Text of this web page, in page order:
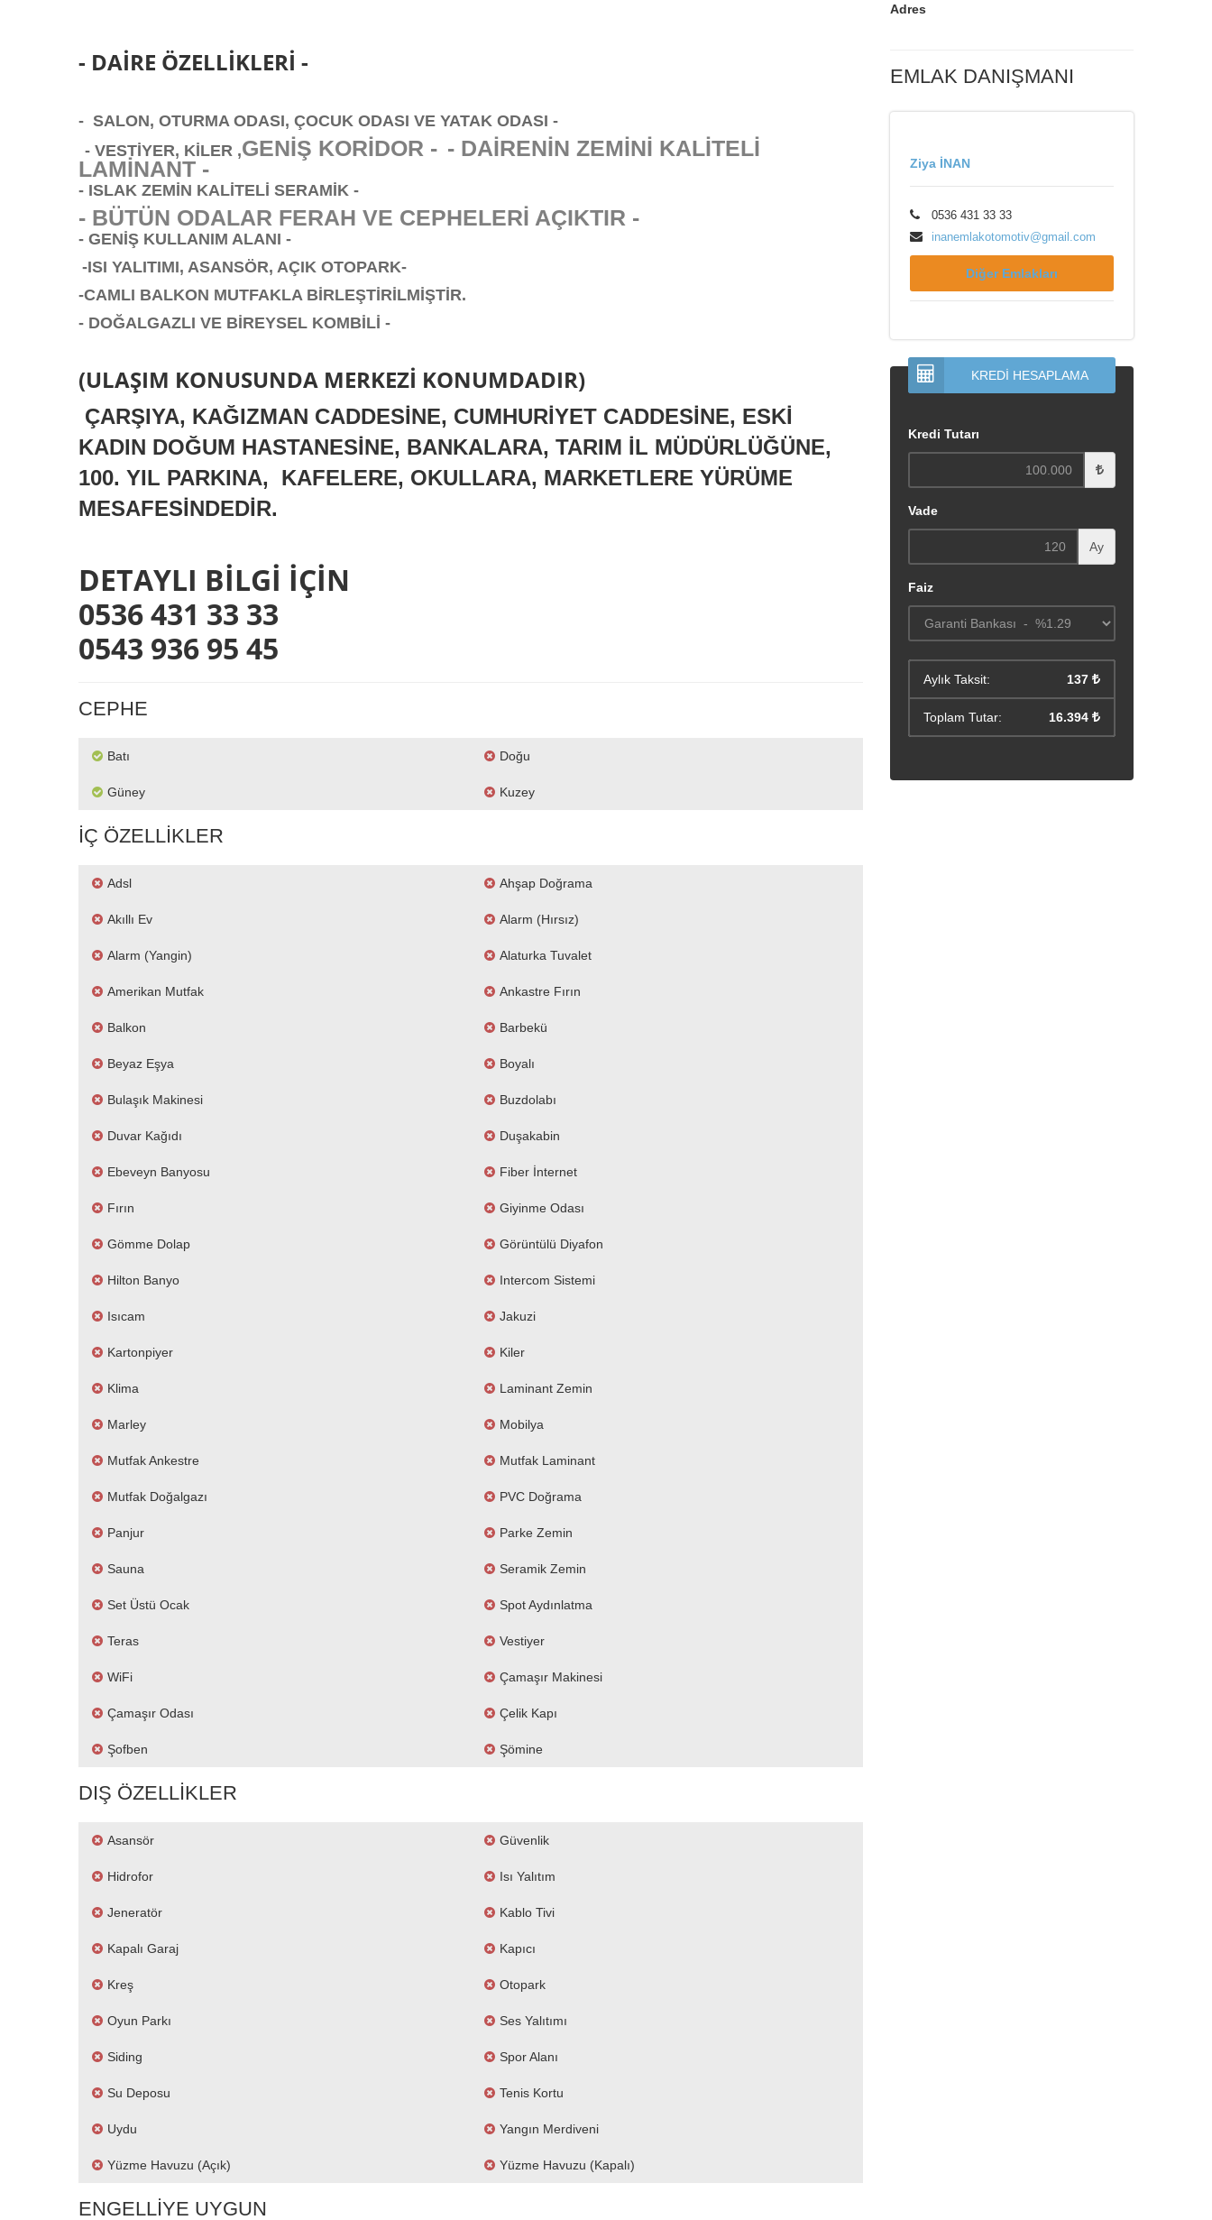
- DAİRE ÖZELLİKLERİ -
- SALON, OTURMA ODASI, ÇOCUK ODASI VE YATAK ODASI -
- VESTİYER, KİLER ,GENİŞ KORİDOR - - DAİRENİN ZEMİNİ KALİTELİ
LAMİNANT -
- ISLAK ZEMİN KALİTELİ SERAMİK -
- BÜTÜN ODALAR FERAH VE CEPHELERİ AÇIKTIR -
- GENİŞ KULLANIM ALANI -
-ISI YALITIMI, ASANSÖR, AÇIK OTOPARK-
-CAMLI BALKON MUTFAKLA BİRLEŞTİRİLMİŞTİR.
- DOĞALGAZLI VE BİREYSEL KOMBİLİ -
(ULAŞIM KONUSUNDA MERKEZİ KONUMDADIR)
ÇARŞIYA, KAĞIZMAN CADDESİNE, CUMHURİYET CADDESİNE, ESKİ
KADIN DOĞUM HASTANESİNE, BANKALARA, TARIM İL MÜDÜRLÜĞÜNE,
100. YIL PARKINA, KAFELERE, OKULLARA, MARKETLERE YÜRÜME
MESAFESİNDEDİR.
DETAYLI BİLGİ İÇİN
0536 431 33 33
0543 936 95 45
CEPHE
Batı Doğu
Güney Kuzey
İÇ ÖZELLIKLER
Adsl Ahşap Doğrama
Akıllı Ev Alarm (hırsız)
Alarm (yangin) Alaturka Tuvalet
Amerikan Mutfak Ankastre Fırın
Balkon Barbekü
Beyaz Eşya Boyalı
Bulaşık Makinesi Buzdolabı
Duvar Kağıdı Duşakabin
Ebeveyn Banyosu Fiber İnternet
Fırın Giyinme Odası
Gömme Dolap Görüntülü Diyafon
Hilton Banyo Intercom Sistemi
Isıcam Jakuzi
Kartonpiyer Kiler
Klima Laminant Zemin
Marley Mobilya
Mutfak Ankestre Mutfak Laminant
Mutfak Doğalgazı PVC Doğrama
Panjur Parke Zemin
Sauna Seramik Zemin
Set Üstü Ocak Spot Aydınlatma
Teras Vestiyer
WiFi Çamaşır Makinesi
Çamaşır Odası Çelik Kapı
Şofben Şömine
DIŞ ÖZELLIKLER
Asansör Güvenlik
Hidrofor Isı Yalıtım
Jeneratör Kablo Tivi
Kapalı Garaj Kapıcı
Kreş Otopark
Oyun Parkı Ses Yalıtımı
Siding Spor Alanı
Su Deposu Tenis Kortu
Uydu Yangın Merdiveni
Yüzme Havuzu (açık) Yüzme Havuzu (kapalı)
ENGELLIYE UYGUN
Adres
EMLAK DANIŞMANI
Ziya İNAN
0536 431 33 33
inanemlakotomotiv@gmail.com
Diğer Emlakları
KREDİ HESAPLAMA
Kredi Tutarı
Vade
Ay
Faiz
Aylık Taksit: 137
Toplam Tutar: 16.394